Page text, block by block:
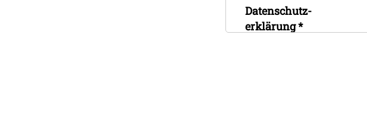
Datenschutz­
erklärung*